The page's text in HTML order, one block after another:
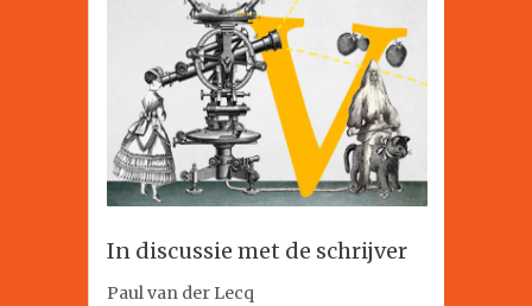
In discussie met de schrijver
Paul van der Lecq